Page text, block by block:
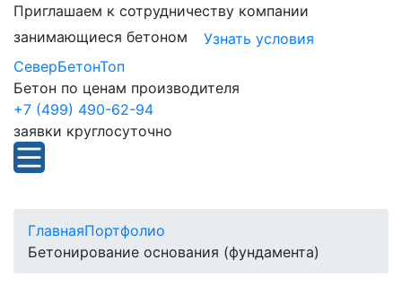
Приглашаем к сотрудничеству компании
занимающиеся бетоном
Узнать условия
СеверБетонТоп
Бетон по ценам производителя
+7 (499) 490-62-94
заявки круглосуточно
ГлавнаяПортфолио
Бетонирование основания (фундамента)